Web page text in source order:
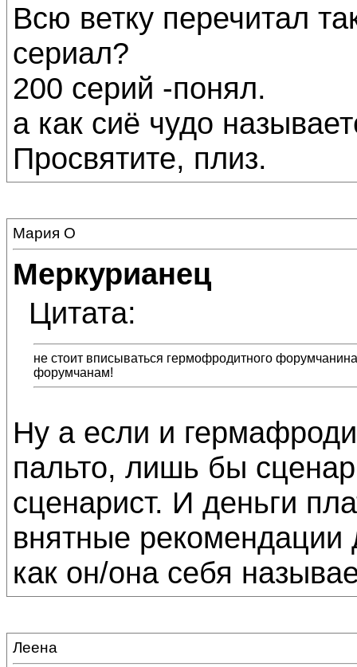
Всю ветку перечитал
сериал?
200 серий -понял.
а как сиё чудо
Просвятите, плиз.
Мария О
Меркурианец
Цитата:
не стоит вписываться гермофродитного
форумчанам!
Ну а если и
пальто, лишь бы
сценарист. И деньги
внятные рекомендации
как он/она себя
Леена